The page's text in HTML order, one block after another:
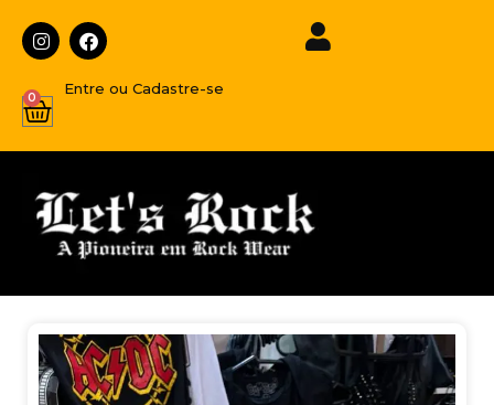
Entre ou Cadastre-se
0